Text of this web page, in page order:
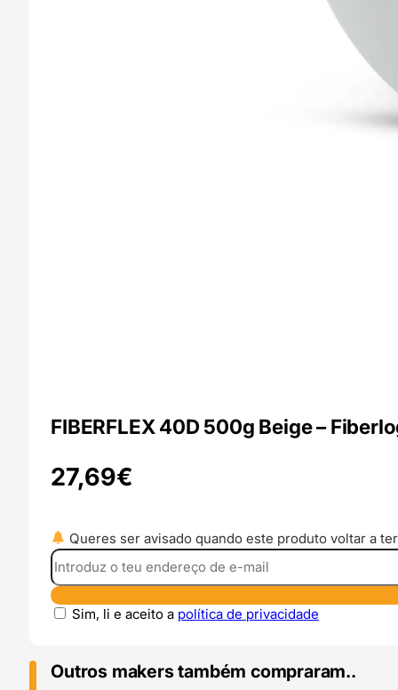
FIBERFLEX 40D 500g Beige –
27,69€
Queres ser avisado quando este produto voltar a
Sim, li e aceito a política de privacidade
Outros makers também compraram..